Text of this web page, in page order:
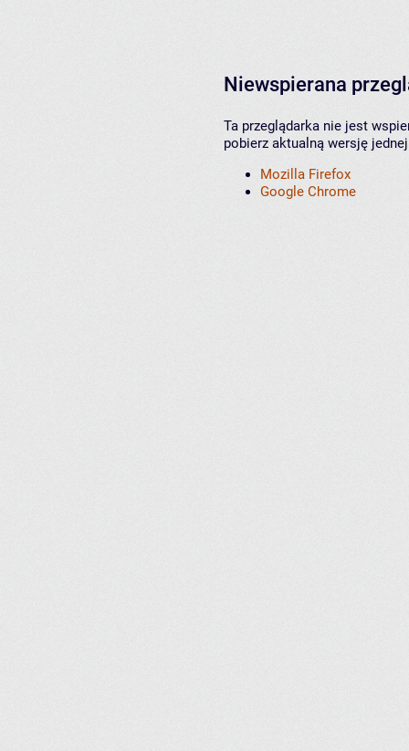
Niewspierana
Ta przeglądarka nie jest
pobierz aktualną wersję
Mozilla Firefox
Google Chrome